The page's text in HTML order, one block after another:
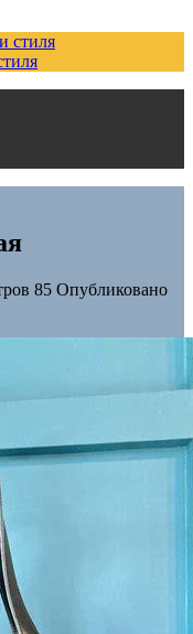
85 Опубликовано